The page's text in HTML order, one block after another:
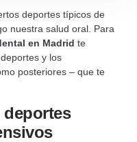
deportes típicos de
nuestra salud oral. Para
en Madrid te
y los
posteriores – que te
deportes